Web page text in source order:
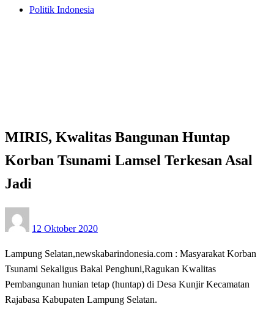
Politik Indonesia
MIRIS, Kwalitas Bangunan Huntap
Korban Tsunami Lamsel Terkesan Asal
Jadi
on
12 Oktober 2020
Lampung Selatan,newskabarindonesia.com : Masyarakat Korban
Tsunami Sekaligus Bakal Penghuni,Ragukan Kwalitas
Pembangunan hunian tetap (huntap) di Desa Kunjir Kecamatan
Rajabasa Kabupaten Lampung Selatan.